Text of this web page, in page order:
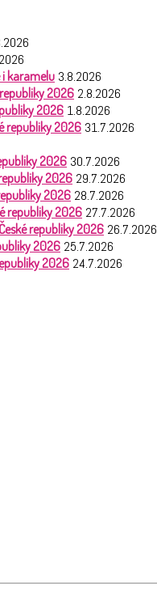
karamelu 3.8.2026
2026 2.8.2026
2026 1.8.2026
republiky 2026 31.7.2026
2026 30.7.2026
2026 29.7.2026
2026 28.7.2026
republiky 2026 27.7.2026
republiky 2026 26.7.2026
2026 25.7.2026
2026 24.7.2026